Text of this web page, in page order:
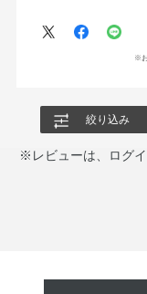
※
絞り込み
※レビューは、ログ